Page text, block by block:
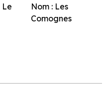
Le
Nom : Les
Comognes